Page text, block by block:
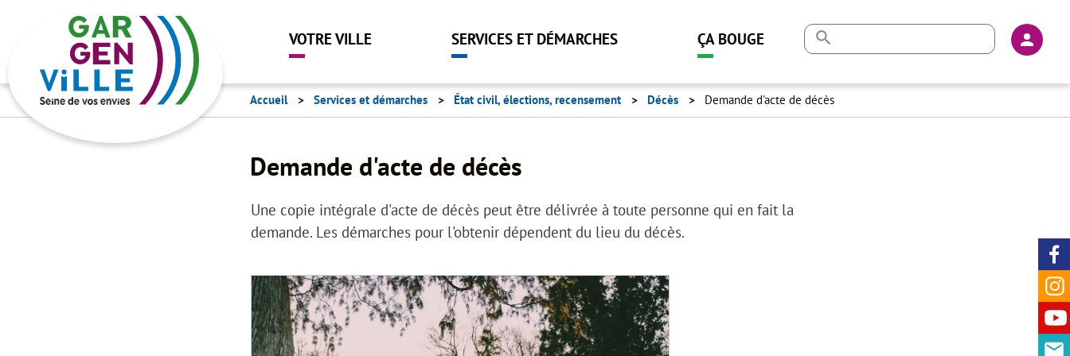
au
En-
VOTRE VILLE SERVICES ET DÉMARCHES ÇA BOUGE
Accueil Services et démarches État civil, élections, recensement Décès Demande d'acte de décès
Demande d'acte de décès
Une copie intégrale d'acte de décès peut être délivrée à toute personne qui en fait la
demande. Les démarches pour l'obtenir dépendent du lieu du décès.